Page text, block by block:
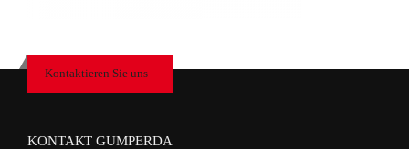
Kontaktieren Sie uns
KONTAKT GUMPERDA